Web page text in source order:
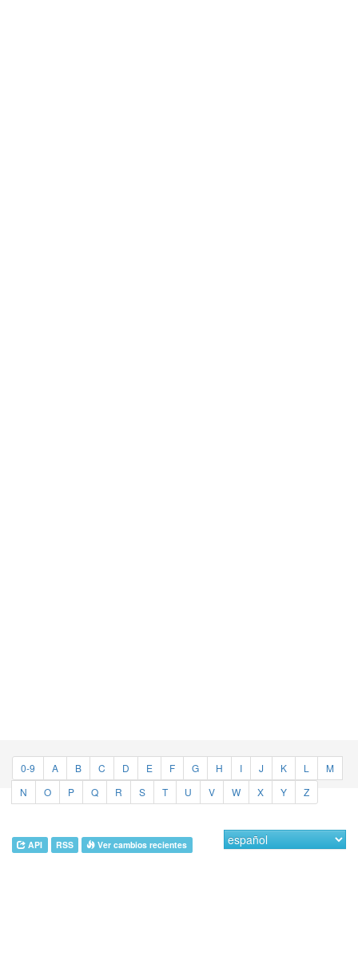
0-9 A B C D E F G H I J K L
M
N
O P Q R S T U V W X Y Z
API RSS Ver cambios recientes